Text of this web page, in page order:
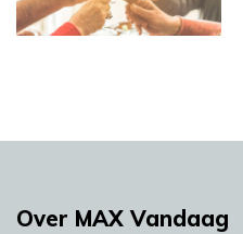
Over MAX Vandaag